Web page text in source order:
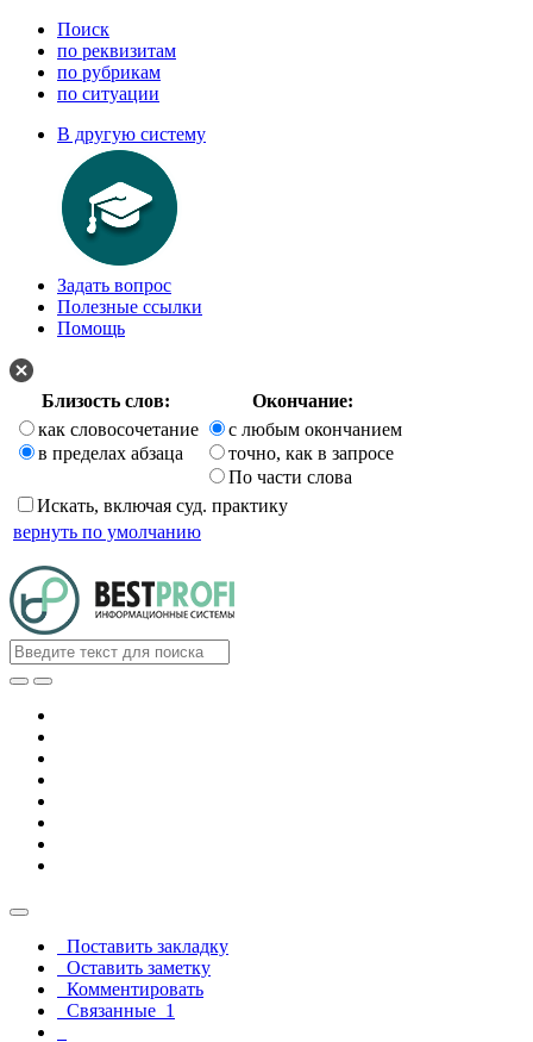
Поиск
по реквизитам
по рубрикам
по ситуации
В другую систему
Задать вопрос
Полезные ссылки
Помощь
Близость слов:
Окончание:
как словосочетание
в пределах абзаца
с любым окончанием
точно, как в запросе
По части слова
Искать, включая суд. практику
вернуть по умолчанию
Поставить закладку
Оставить заметку
Комментировать
Связанные 1